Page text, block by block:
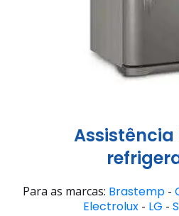
Para as marcas: Brastemp -
Electrolux- LG -